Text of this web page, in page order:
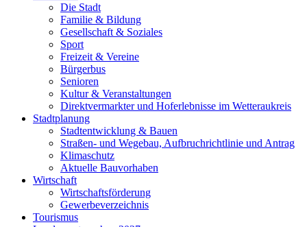
Die Stadt
Familie & Bildung
Gesellschaft & Soziales
Sport
Freizeit & Vereine
Bürgerbus
Senioren
Kultur & Veranstaltungen
Direktvermarkter und Hoferlebnisse im Wetteraukreis
Stadtplanung
Stadtentwicklung & Bauen
Straßen- und Wegebau, Aufbruchrichtlinie und Antrag
Klimaschutz
Aktuelle Bauvorhaben
Wirtschaft
Wirtschaftsförderung
Gewerbeverzeichnis
Tourismus